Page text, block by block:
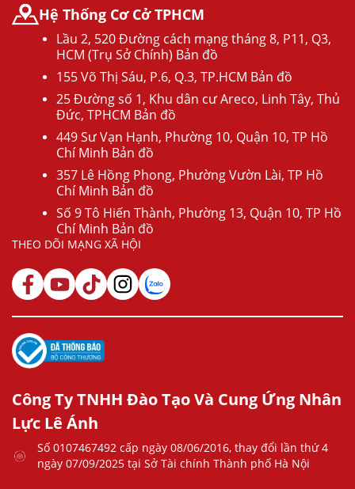
Hệ Thống Cơ Cở TPHCM
Lầu 2, 520 Đường cách mạng tháng 8, P11, Q3,
HCM (Trụ Sở Chính) Bản đồ
155 Võ Thị Sáu, P.6, Q.3, TP.HCM Bản đồ
25 Đường số 1, Khu dân cư Areco, Linh Tây, Thủ
Đức, TPHCM Bản đồ
449 Sư Vạn Hạnh, Phường 10, Quận 10, TP Hồ
Chí Minh Bản đồ
357 Lê Hồng Phong, Phường Vườn Lài, TP Hồ
Chí Minh Bản đồ
Số 9 Tô Hiến Thành, Phường 13, Quận 10, TP Hồ
Chí Minh Bản đồ
THEO DÕI MẠNG XÃ HỘI
Công Ty TNHH Đào Tạo Và Cung Ứng Nhân
Lực Lê Ánh
Số 0107467492 cấp ngày 08/06/2016, thay đổi lần thứ 4
ngày 07/09/2025 tại Sở Tài chính Thành phố Hà Nội